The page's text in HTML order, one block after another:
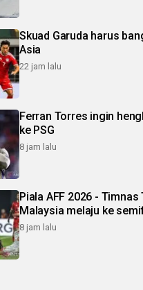
Skuad Garuda harus
Asia
22 jam lalu
Ferran Torres ingin
ke PSG
8 jam lalu
Piala AFF 2026 - Timnas
Malaysia melaju ke
8 jam lalu